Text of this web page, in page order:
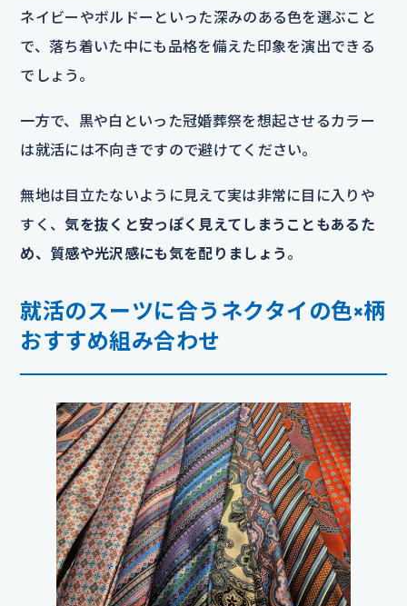
ネイビーやボルドーといった深みのある色を選ぶこと
で、落ち着いた中にも品格を備えた印象を演出できる
でしょう。
一方で、黒や白といった冠婚葬祭を想起させるカラー
は就活には不向きですので避けてください。
無地は目立たないように見えて実は非常に目に入りや
すく、気を抜くと安っぽく見えてしまうこともあるた
め、質感や光沢感にも気を配りましょう 。
就活のスーツに合うネクタイの色×柄
おすすめ組み合わせ